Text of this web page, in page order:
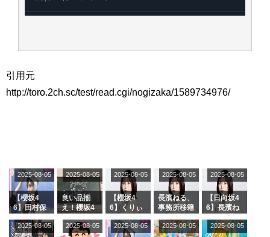
Powered by livedoor 相互RSS
引用元
http://toro.2ch.sc/test/read.cgi/nogizaka/1589734976/
【櫻坂4
6】田村保
ージを脱い
2025-08-05
良い品揃
え！櫻坂4
グル『Mak
2025-08-05
【櫻坂4
6】くりぃ
の2人を手
2025-08-05
長濱ねる、
事務所移籍
属を発表
2025-08-05
【日向坂4
6】長濱ね
ら移籍しフ
2025-08-05
2025-08-05 2025-08-05 2025-08-05 2025-08-05 2025-08-05